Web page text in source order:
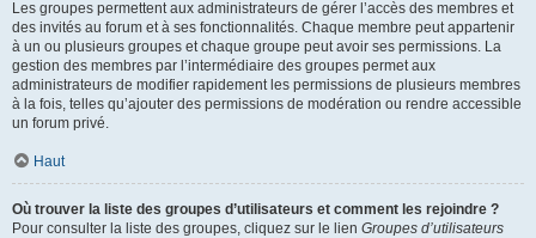
Les groupes permettent aux administrateurs de gérer l’accès des membres et
des invités au forum et à ses fonctionnalités. Chaque membre peut appartenir
à un ou plusieurs groupes et chaque groupe peut avoir ses permissions. La
gestion des membres par l’intermédiaire des groupes permet aux
administrateurs de modifier rapidement les permissions de plusieurs membres
à la fois, telles qu’ajouter des permissions de modération ou rendre accessible
un forum privé.
Haut
Où trouver la liste des groupes d’utilisateurs et comment les rejoindre ?
Pour consulter la liste des groupes, cliquez sur le lien Groupes d’utilisateurs